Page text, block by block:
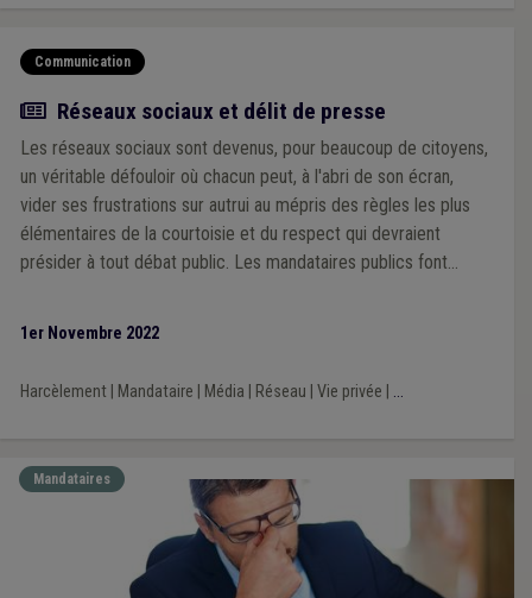
Communication
Article
Réseaux sociaux et délit de presse
Les réseaux sociaux sont devenus, pour beaucoup de citoyens,
un véritable défouloir où chacun peut, à l'abri de son écran,
vider ses frustrations sur autrui au mépris des règles les plus
élémentaires de la courtoisie et du respect qui devraient
présider à tout débat public. Les mandataires publics font
1er Novembre 2022
Harcèlement| Mandataire Média Réseau Vie privée ...
Mandataires